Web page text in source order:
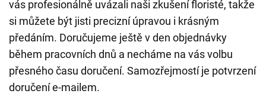
vás profesionálně uvázali naši zkušení floristé, takže
si můžete být jisti precizní úpravou i krásným
předáním. Doručujeme ještě v den objednávky
během pracovních dnů a necháme na vás volbu
přesného času doručení. Samozřejmostí je potvrzení
doručení e-mailem.